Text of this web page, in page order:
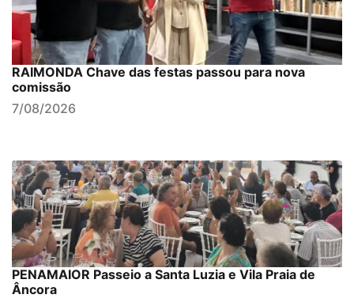
RAIMONDA Chave das festas passou para nova
comissão
7/08/2026
PENAMAIOR Passeio a Santa Luzia e Vila Praia de
Âncora